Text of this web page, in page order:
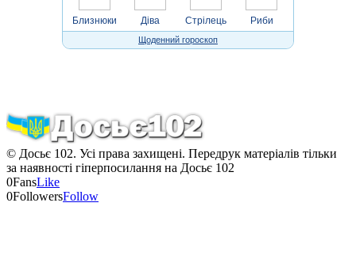
Близнюки Діва Стрілець Риби
Щоденний гороскоп
© Досьє 102. Усі права захищені. Передрук матеріалів тільки
за наявності гіперпосилання на Досьє 102
0FansLike
0FollowersFollow